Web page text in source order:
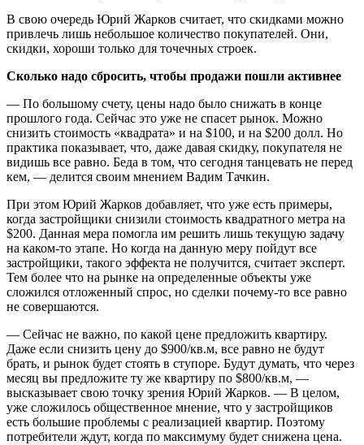
В свою очередь Юрий Жарков считает, что скидками можно
привлечь лишь небольшое количество покупателей. Они,
скидки, хороши только для точечных строек.
Сколько надо сбросить, чтобы продажи пошли активнее
— По большому счету, цены надо было снижать в конце
прошлого года. Сейчас это уже не спасет рынок. Можно
снизить стоимость «квадрата» и на $100, и на $200 долл. Но
практика показывает, что, даже давая скидку, покупателя не
видишь все равно. Беда в том, что сегодня танцевать не перед
кем, — делится своим мнением Вадим Тачкин.
При этом Юрий Жарков добавляет, что уже есть примеры,
когда застройщики снизили стоимость квадратного метра на
$200. Данная мера помогла им решить лишь текущую задачу
на каком-то этапе. Но когда на данную меру пойдут все
застройщики, такого эффекта не получится, считает эксперт.
Тем более что на рынке на определенные объекты уже
сложился отложенный спрос, но сделки почему-то все равно
не совершаются.
— Сейчас не важно, по какой цене предложить квартиру.
Даже если снизить цену до $900/кв.м, все равно не будут
брать, и рынок будет стоять в ступоре. Будут думать, что через
месяц вы предложите ту же квартиру по $800/кв.м, —
высказывает свою точку зрения Юрий Жарков. — В целом,
уже сложилось общественное мнение, что у застройщиков
есть большие проблемы с реализацией квартир. Поэтому
потребители ждут, когда по максимуму будет снижена цена.